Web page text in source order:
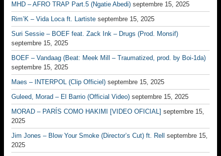
MHD – AFRO TRAP Part.5 (Ngatie Abedi) septembre 15, 2025
Rim’K – Vida Loca ft. Lartiste septembre 15, 2025
Suri Sessie – BOEF feat. Zack Ink – Drugs (Prod. Monsif)
septembre 15, 2025
BOEF – Vandaag (Beat: Meek Mill – Traumatized, prod. by Boi-1da)
septembre 15, 2025
Maes – INTERPOL (Clip Officiel) septembre 15, 2025
Guleed, Morad – El Barrio (Official Video) septembre 15, 2025
MORAD – PARÍS COMO HAKIMI [VIDEO OFICIAL] septembre 15,
2025
Jim Jones – Blow Your Smoke (Director’s Cut) ft. Rell
septembre 15,
2025